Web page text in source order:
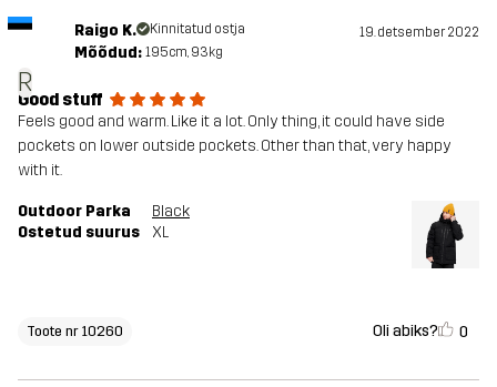
R
Raigo K. Kinnitatud ostja 19. detsember 2022
Mõõdud: 195cm, 93kg
Good stuff
Feels good and warm. Like it a lot. Only thing, it could have side
pockets on lower outside pockets. Other than that, very happy
with it.
Outdoor Parka
Black
Ostetud suurus
XL
Toote nr 10260 Oli abiks? 0